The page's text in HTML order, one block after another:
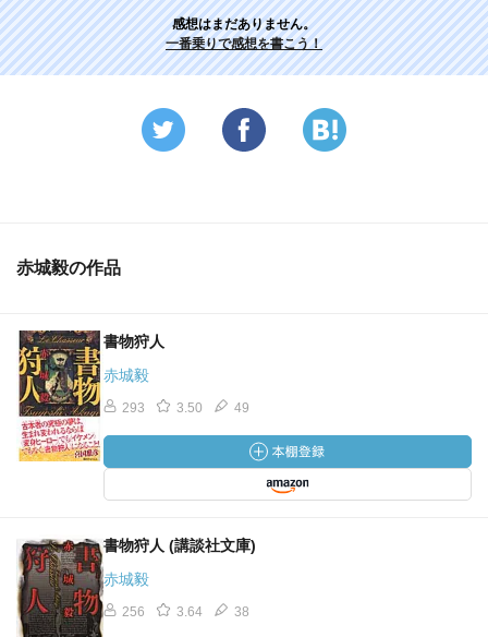
感想はまだありません。
一番乗りで感想を書こう！
赤城毅の作品
書物狩人
赤城毅
293 3.50 49
書物狩人 (講談社文庫)
赤城毅
256 3.64 38